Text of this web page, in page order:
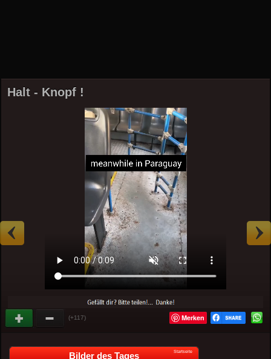
Halt - Knopf !
(+117) Merken
Bilder des Tages Startseite